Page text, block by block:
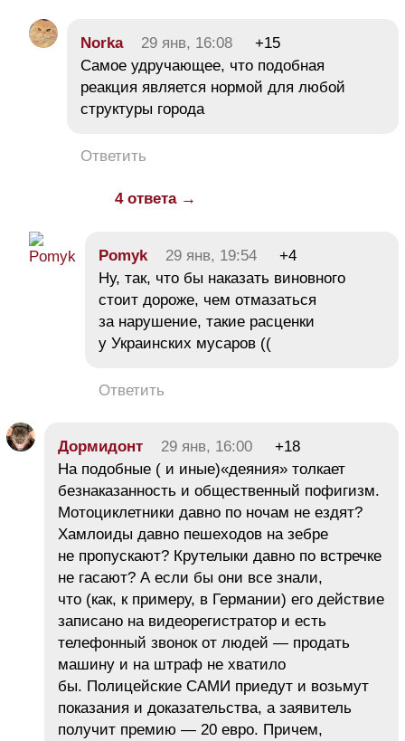
Norka 29 янв, 16:08
+15
Самое удручающее, что подобная
реакция является нормой для любой
структуры города
Ответить
4 ответа →
Pomyk 29 янв, 19:54
+4
Ну, так, что бы наказать виновного
стоит дороже, чем отмазаться
за нарушение, такие расценки
у Украинских мусаров ((
Ответить
Дормидонт 29 янв, 16:00
+18
На подобные ( и иные)«деяния» толкает
безнаказанность и общественный пофигизм.
Мотоциклетники давно по ночам не ездят?
Хамлоиды давно пешеходов на зебре
не пропускают? Крутелыки давно по встречке
не гасают? А если бы они все знали,
что (как, к примеру, в Германии) его действие
записано на видеорегистратор и есть
телефонный звонок от людей — продать
машину и на штраф не хватило
бы. Полицейские САМИ приедут и возьмут
показания и доказательства, а заявитель
получит премию — 20 евро. Причем,